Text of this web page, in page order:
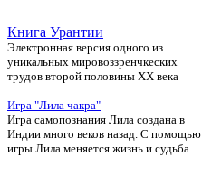
Книга Урантии
Электронная версия одного из
уникальных мировоззренчкеских
трудов второй половины ХХ века
Игра "Лила чакра"
Игра самопознания Лила создана в
Индии много веков назад. С помощью
игры Лила меняется жизнь и судьба.